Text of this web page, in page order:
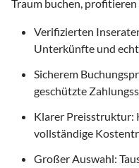
Traum buchen, profitieren
Verifizierten
Unterkünfte und
Sicherem
geschützte
Klarer Preisstruktur:
vollständige
Großer Auswahl: